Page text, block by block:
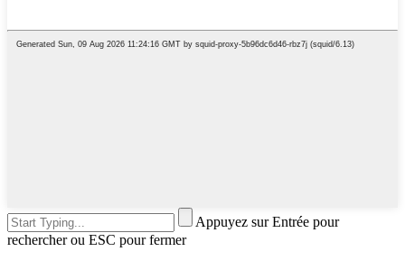
Appuyez sur Entrée pour
rechercher ou ESC pour fermer